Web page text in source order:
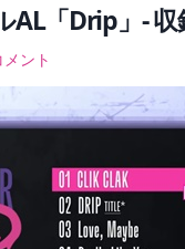
「Drip」-
ント